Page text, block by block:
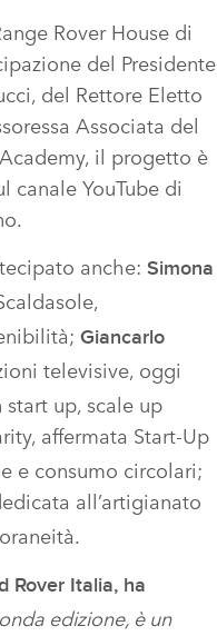
Rover House di
del Presidente
del Rettore Eletto
Associata del
il progetto è
YouTube di
anche: Simona
Giancarlo
televisive, oggi
up, scale up
affermata Start‑Up
e consumo circolari;
all’artigianato
Rover Italia, ha
edizione, è un